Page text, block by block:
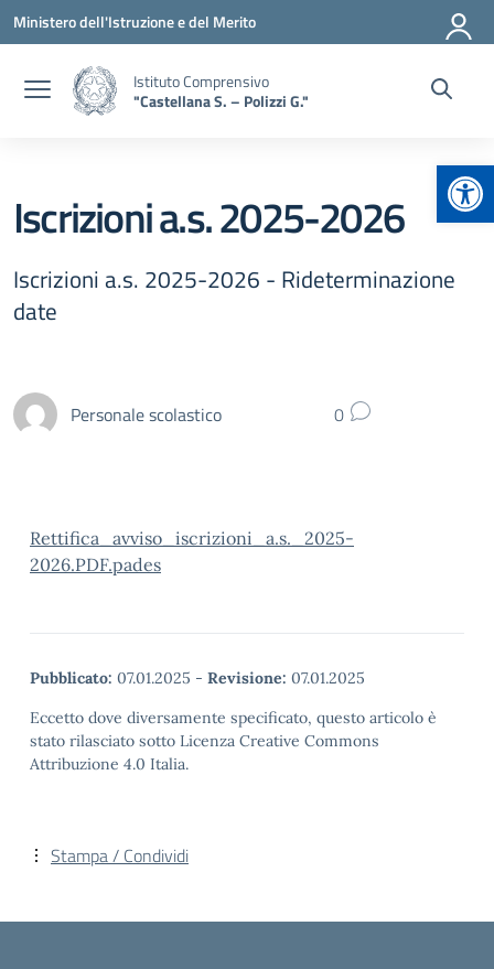
Vai ai contenuti
Vai al menu di navigazione
Vai al footer
Ministero dell'Istruzione e del Merito
Istituto Comprensivo
"Castellana S. – Polizzi G."
Iscrizioni a.s. 2025-2026
Iscrizioni a.s. 2025-2026 - Rideterminazione
date
Personale scolastico 0
Rettifica_avviso_iscrizioni_a.s._2025-
2026.PDF.pades
Pubblicato: 07.01.2025 - Revisione: 07.01.2025
Eccetto dove diversamente specificato, questo articolo è
stato rilasciato sotto Licenza Creative Commons
Attribuzione 4.0 Italia.
Stampa / Condividi